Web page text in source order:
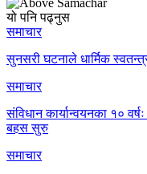
यो पनि पढ्नुस
समाचार
सुनसरी घटनाले धार्मिक
समाचार
संविधान कार्यान्वयनका १०
बहस सुरु
समाचार